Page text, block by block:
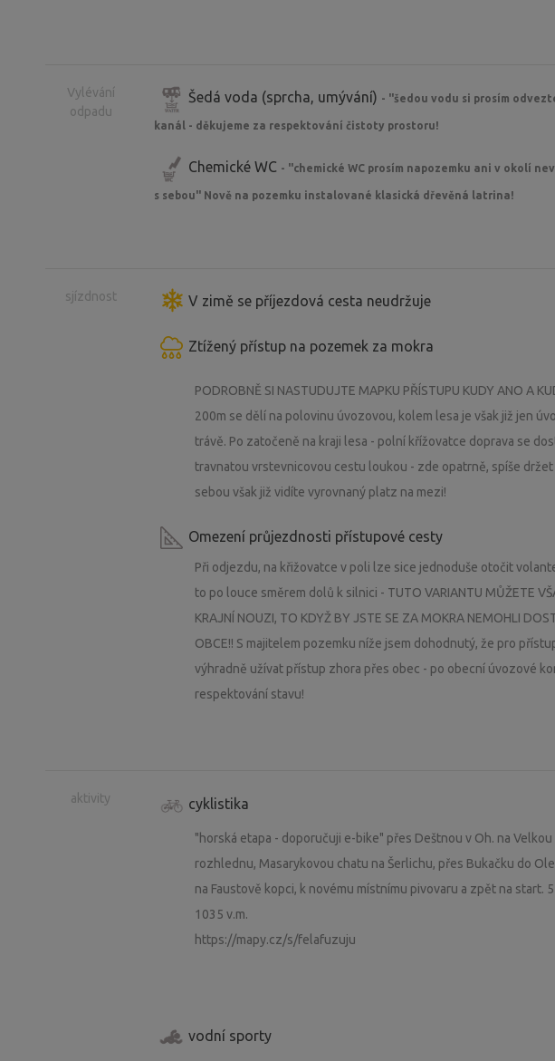
jste však chtěli místní romantiky - osvěžení v lesním jezírku
S majitelem není nutné domluvit čas příjezdu, obsluha
systému selfservise - POZOR však na přístup, konkrétně pak
mohli na travnaté přístupové cestě uvíznout - DŮRAZNĚ
předepsaný přístup na pozemek!!)
Vylévání
odpadu
Šedá voda (sprcha, umývání) - "šedou vodu si prosím
kanál - děkujeme za respektování čistoty prostoru!
Chemické WC - "chemické WC prosím napozemku ani v okolí
s sebou" Nově na pozemku instalované klasická dřevěná latrina!
sjízdnost V zimě se příjezdová cesta neudržuje
Ztížený přístup na pozemek za mokra
PODROBNĚ SI NASTUDUJTE MAPKU PŘÍSTUPU KUDY ANO A
200m se dělí na polovinu úvozovou, kolem lesa je však již jen
trávě. Po zatočeně na kraji lesa - polní křížovatce doprava se
travnatou vrstevnicovou cestu loukou - zde opatrně, spíše
sebou však již vidíte vyrovnaný platz na mezi!
Omezení průjezdnosti přístupové cesty
Při odjezdu, na křižovatce v poli lze sice jednoduše otočit
to po louce směrem dolů k silnici - TUTO VARIANTU MŮŽETE
KRAJNÍ NOUZI, TO KDYŽ BY JSTE SE ZA MOKRA NEMOHLI
OBCE!! S majitelem pozemku níže jsem dohodnutý, že pro
výhradně užívat přístup zhora přes obec - po obecní úvozové
respektování stavu!
aktivity cyklistika
"horská etapa - doporučuji e-bike" přes Deštnou v Oh. na
rozhlednu, Masarykovou chatu na Šerlichu, přes Bukačku do
na Faustově kopci, k novému místnímu pivovaru a zpět na start.
1035 v.m.
https://mapy.cz/s/felafuzuju
vodní sporty